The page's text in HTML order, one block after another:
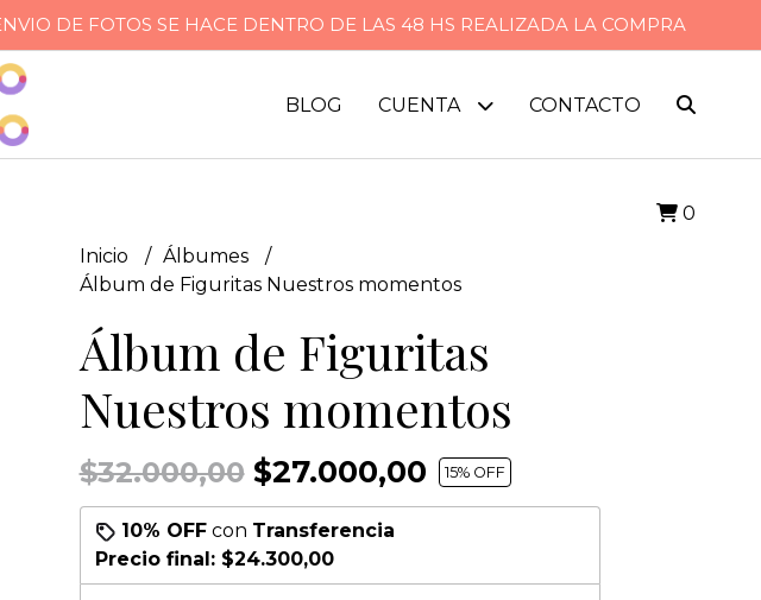
DE FOTOS SE HACE DENTRO DE LAS 48 HS REALIZADA LA COMPRA
BLOG CUENTA CONTACTO
0
Inicio
Álbumes
Álbum de Figuritas Nuestros momentos
Álbum de Figuritas
Nuestros momentos
$32.000,00$27.000,00 15% OFF
10% OFFcon Transferencia
Precio final: $24.300,00